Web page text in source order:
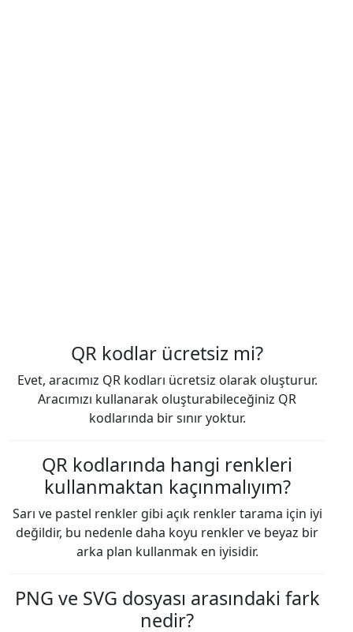
QR kodlar ücretsiz mi?
Evet, aracımız QR kodları ücretsiz olarak oluşturur.
Aracımızı kullanarak oluşturabileceğiniz QR
kodlarında bir sınır yoktur.
QR kodlarında hangi renkleri
kullanmaktan kaçınmalıyım?
Sarı ve pastel renkler gibi açık renkler tarama için iyi
değildir, bu nedenle daha koyu renkler ve beyaz bir
arka plan kullanmak en iyisidir.
PNG ve SVG dosyası arasındaki fark
nedir?